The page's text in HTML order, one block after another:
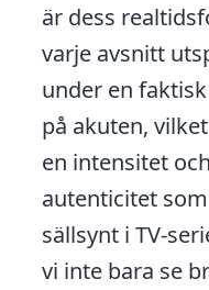
är dess
varje avsnitt
under en
på akuten,
en intensitet och
autenticitet
sällsynt i TV-
vi inte bara se